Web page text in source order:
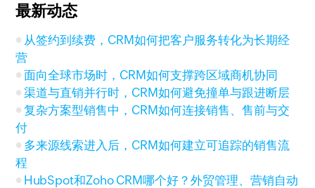
最新动态
从签约到续费，CRM如何把客户服务转化为长期经
营
面向全球市场时，CRM如何支撑跨区域商机协同
渠道与直销并行时，CRM如何避免撞单与跟进断层
复杂方案型销售中，CRM如何连接销售、售前与交
付
多来源线索进入后，CRM如何建立可追踪的销售流
程
HubSpot和Zoho CRM哪个好？外贸管理、营销自动